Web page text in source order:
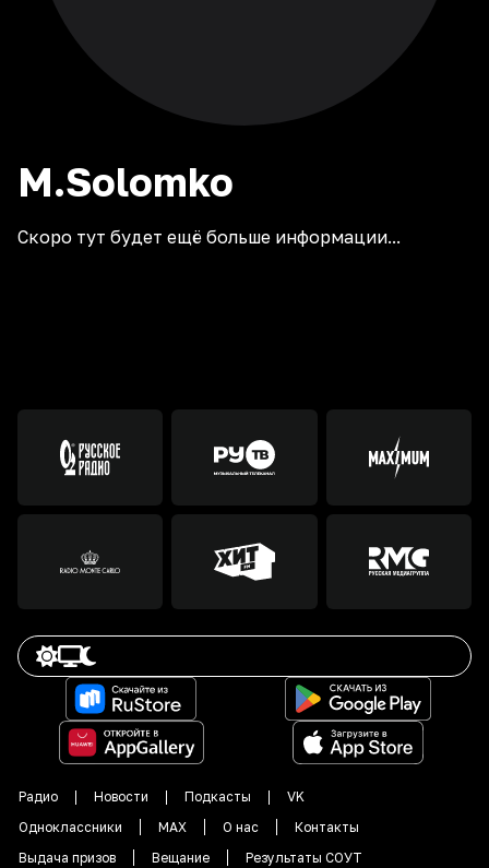
M.Solomko
Скоро тут будет ещё больше информации...
Радио Новости Подкасты
VK
Одноклассники
MAX О нас
Контакты
Выдача призов
Вещание Результаты СОУТ